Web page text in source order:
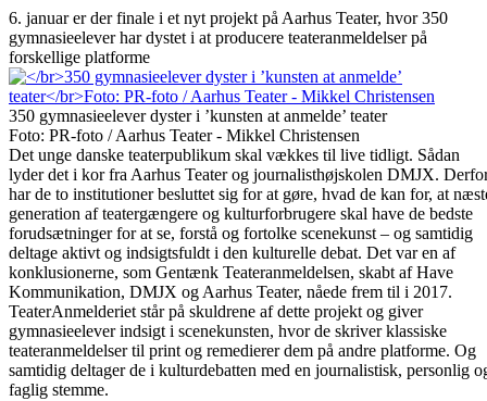
6. januar er der finale i et nyt projekt på Aarhus Teater, hvor 350
gymnasieelever har dystet i at producere teateranmeldelser på
forskellige platforme
350 gymnasieelever dyster i ’kunsten at anmelde’ teater
Foto: PR-foto / Aarhus Teater - Mikkel Christensen
Det unge danske teaterpublikum skal vækkes til live tidligt. Sådan
lyder det i kor fra Aarhus Teater og journalisthøjskolen DMJX.
har de to institutioner besluttet sig for at gøre, hvad de kan for, at
generation af teatergængere og kulturforbrugere skal have de bedste
forudsætninger for at se, forstå og fortolke scenekunst – og samtidig
deltage aktivt og indsigtsfuldt i den kulturelle debat. Det var en af
konklusionerne, som Gentænk Teateranmeldelsen, skabt af Have
Kommunikation, DMJX og Aarhus Teater, nåede frem til i 2017.
TeaterAnmelderiet står på skuldrene af dette projekt og giver
gymnasieelever indsigt i scenekunsten, hvor de skriver klassiske
teateranmeldelser til print og remedierer dem på andre platforme. Og
samtidig deltager de i kulturdebatten med en journalistisk, personlig
faglig stemme.